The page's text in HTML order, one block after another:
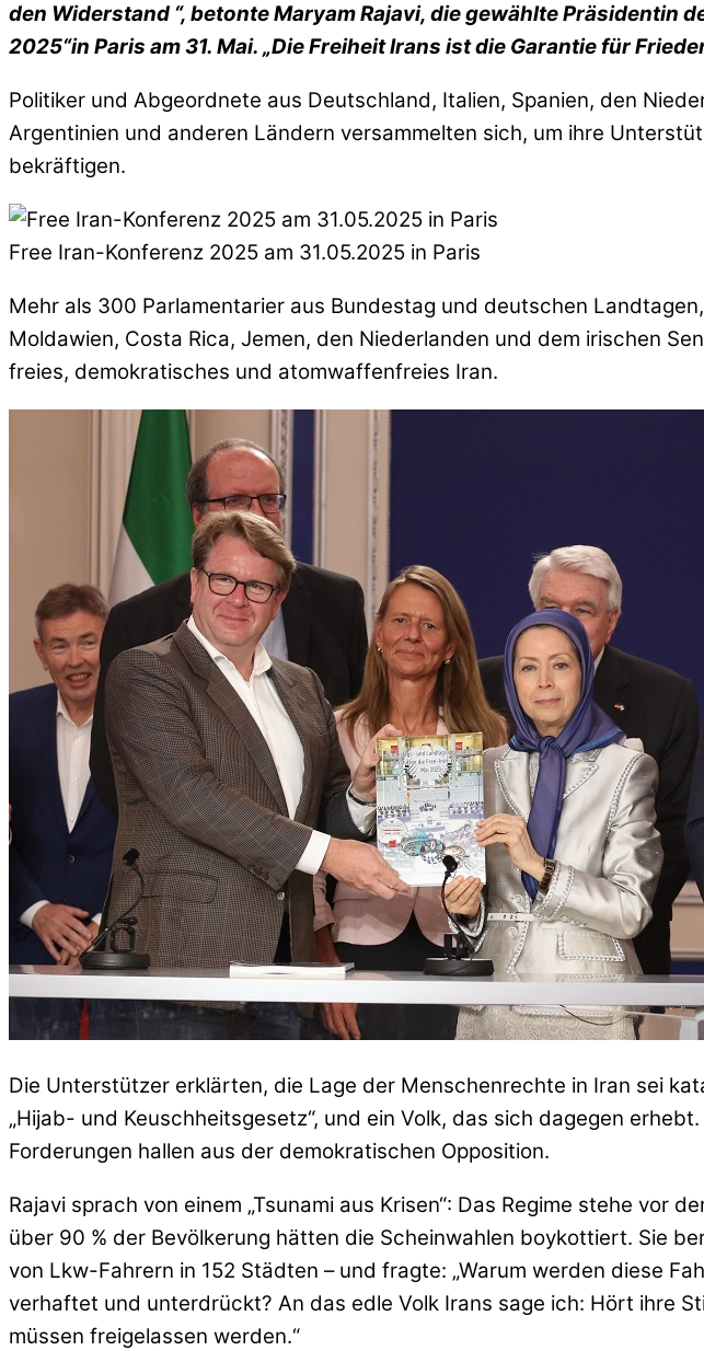
den Widerstand “, betonte Maryam Rajavi, die gewählte Präsidentin
2025“in Paris am 31. Mai. „Die Freiheit Irans ist die Garantie für
Politiker und Abgeordnete aus Deutschland, Italien, Spanien, den
Argentinien und anderen Ländern versammelten sich, um ihre
bekräftigen.
Free Iran-Konferenz 2025 am 31.05.2025 in Paris
Mehr als 300 Parlamentarier aus Bundestag und deutschen
Moldawien, Costa Rica, Jemen, den Niederlanden und dem irischen
freies, demokratisches und atomwaffenfreies Iran.
Die Unterstützer erklärten, die Lage der Menschenrechte in Iran sei
„Hijab- und Keuschheitsgesetz“, und ein Volk, das sich dagegen
Forderungen hallen aus der demokratischen Opposition.
Rajavi sprach von einem „Tsunami aus Krisen“: Das Regime stehe vor
über 90 % der Bevölkerung hätten die Scheinwahlen boykottiert. Sie
von Lkw-Fahrern in 152 Städten – und fragte: „Warum werden diese
verhaftet und unterdrückt? An das edle Volk Irans sage ich: Hört ihre
müssen freigelassen werden.“